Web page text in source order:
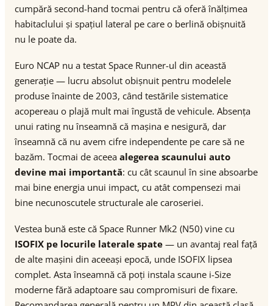
cumpără second-hand tocmai pentru că oferă înălțimea
habitaclului și spațiul lateral pe care o berlină obișnuită
nu le poate da.
Euro NCAP nu a testat Space Runner-ul din această
generație — lucru absolut obișnuit pentru modelele
produse înainte de 2003, când testările sistematice
acopereau o plajă mult mai îngustă de vehicule. Absența
unui rating nu înseamnă că mașina e nesigură, dar
înseamnă că nu avem cifre independente pe care să ne
bazăm. Tocmai de aceea alegerea scaunului auto
devine mai importantă: cu cât scaunul în sine absoarbe
mai bine energia unui impact, cu atât compensezi mai
bine necunoscutele structurale ale caroseriei.
Vestea bună este că Space Runner Mk2 (N50) vine cu
ISOFIX pe locurile laterale spate — un avantaj real față
de alte mașini din aceeași epocă, unde ISOFIX lipsea
complet. Asta înseamnă că poți instala scaune i-Size
moderne fără adaptoare sau compromisuri de fixare.